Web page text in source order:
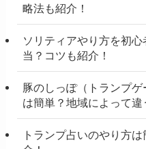
略法も紹介！
ソリティアやり方を初
当？コツも紹介！
豚のしっぽ（トランプ
は簡単？地域によって違
トランプ占いのやり方